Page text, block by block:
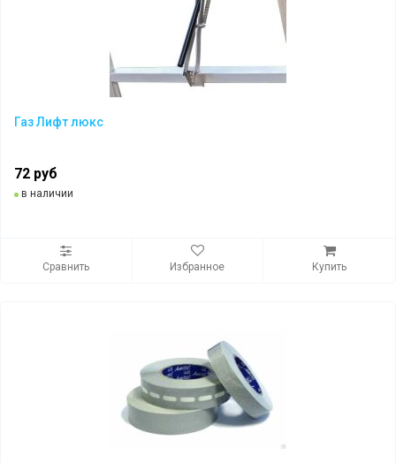
Газ Лифт люкс
72 руб
в наличии
Сравнить Избранное Купить